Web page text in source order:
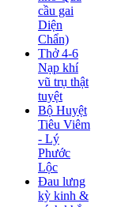
cầu gai
Diện
Chẩn)
Thở 4-6
Nạp khí
vũ trụ thật
tuyệt
Bộ Huyệt
Tiêu Viêm
- Lý
Phước
Lộc
Đau lưng
kỳ kinh &